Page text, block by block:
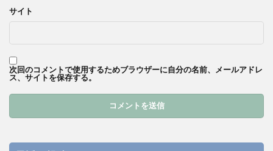
サイト
次回のコメントで使用するためブラウザーに自分の名前、メールアドレ
ス、サイトを保存する。